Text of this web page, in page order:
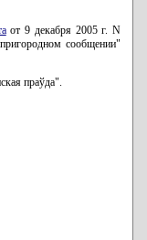
от 9 декабря 2005 г. N
сообщении"
праўда".